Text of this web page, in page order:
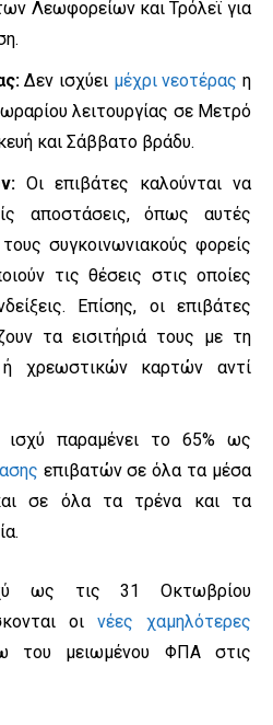
Λεωφορείων και Τρόλεϊ για
Δεν ισχύει μέχρι νεοτέρας η
λειτουργίας σε Μετρό
και Σάββατο βράδυ.
Οι επιβάτες καλούνται να
αποστάσεις, όπως αυτές
συγκοινωνιακούς φορείς
τις θέσεις στις οποίες
Επίσης, οι επιβάτες
τα εισιτήριά τους με τη
χρεωστικών καρτών αντί
ισχύ παραμένει το 65% ως
επιβατών σε όλα τα μέσα
σε όλα τα τρένα και τα
ως τις 31 Οκτωβρίου
οι νέες χαμηλότερες
του μειωμένου ΦΠΑ στις